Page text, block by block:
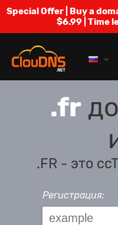
Special Offer | Buy a
$6.99 | Time
.fr
.FR - это
Регистрация: